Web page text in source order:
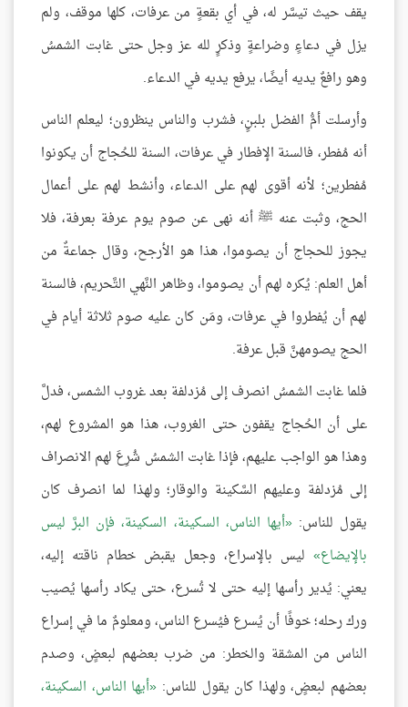
يقف حيث تيسَّر له، في أي بقعةٍ من عرفات، كلها موقف، ولم
يزل في دعاءٍ وضراعةٍ وذكرٍ لله عز وجل حتى غابت الشمسُ
وهو رافعٌ يديه أيضًا، يرفع يديه في الدعاء.
وأرسلت أمُّ الفضل بلبنٍ، فشرب والناس ينظرون؛ ليعلم الناس
أنه مُفطر، فالسنة الإفطار في عرفات، السنة للحُجاج أن يكونوا
مُفطرين؛ لأنه أقوى لهم على الدعاء، وأنشط لهم على أعمال
الحج، وثبت عنه ﷺ أنه نهى عن صوم يوم عرفة بعرفة، فلا
يجوز للحجاج أن يصوموا، هذا هو الأرجح، وقال جماعةٌ من
أهل العلم: يُكره لهم أن يصوموا، وظاهر النَّهي التَّحريم، فالسنة
لهم أن يُفطروا في عرفات، ومَن كان عليه صوم ثلاثة أيام في
الحج يصومهنَّ قبل عرفة.
فلما غابت الشمسُ انصرف إلى مُزدلفة بعد غروب الشمس، فدلَّ
على أن الحُجاج يقفون حتى الغروب، هذا هو المشروع لهم،
وهذا هو الواجب عليهم، فإذا غابت الشمسُ شُرِعَ لهم الانصراف
إلى مُزدلفة وعليهم السَّكينة والوقار؛ ولهذا لما انصرف كان
يقول للناس: أيها الناس، السكينة، السكينة، فإن البرَّ ليس
بالإيضاع
ليس بالإسراع، وجعل يقبض خطام ناقته إليه،
يعني: يُدير رأسها إليه حتى لا تُسرع، حتى يكاد رأسها يُصيب
ورك رحله؛ خوفًا أن يُسرع فيُسرع الناس، ومعلومٌ ما في إسراع
الناس من المشقة والخطر: من ضرب بعضهم لبعضٍ، وصدم
بعضهم لبعضٍ، ولهذا كان يقول للناس: أيها الناس، السكينة،